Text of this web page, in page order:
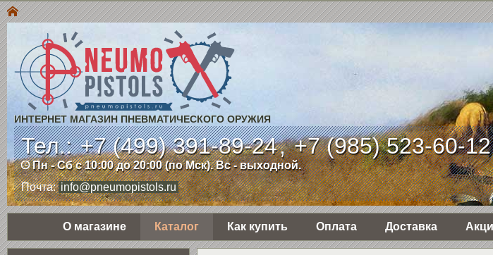
ИНТЕРНЕТ МАГАЗИН ПНЕВМАТИЧЕСКОГО ОРУЖИЯ
Тел.:+7 (499) 391-89-24,+7 (985) 523-60-12
Пн - Сб с 10:00 до 20:00 (по Мск). Вс - выходной.
Почта: info@pneumopistols.ru
О магазине Каталог Как купить Оплата Доставка